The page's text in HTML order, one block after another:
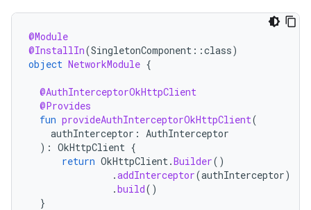
@Module
@InstallIn(SingletonComponent ::class)
object NetworkModule {
@AuthInterceptorOkHttpClient
@Provides
fun provideAuthInterceptorOkHttpClient(
authInterceptor : AuthInterceptor
): OkHttpClient {
return OkHttpClient.Builder()
.addInterceptor(authInterceptor)
.build()
}